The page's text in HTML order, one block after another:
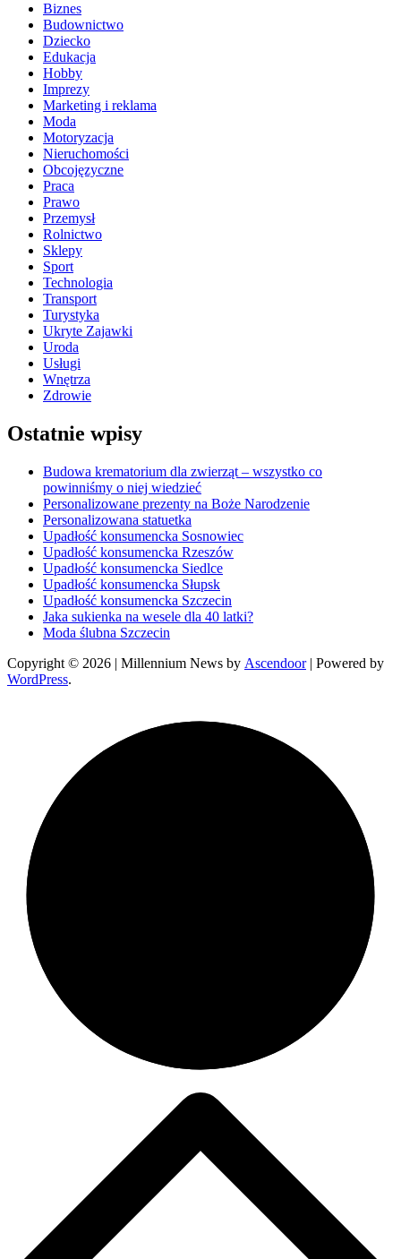
Biznes
Budownictwo
Dziecko
Edukacja
Hobby
Imprezy
Marketing i reklama
Moda
Motoryzacja
Nieruchomości
Obcojęzyczne
Praca
Prawo
Przemysł
Rolnictwo
Sklepy
Sport
Technologia
Transport
Turystyka
Ukryte Zajawki
Uroda
Usługi
Wnętrza
Zdrowie
Ostatnie wpisy
Budowa krematorium dla zwierząt – wszystko co
powinniśmy o niej wiedzieć
Personalizowane prezenty na Boże Narodzenie
Personalizowana statuetka
Upadłość konsumencka Sosnowiec
Upadłość konsumencka Rzeszów
Upadłość konsumencka Siedlce
Upadłość konsumencka Słupsk
Upadłość konsumencka Szczecin
Jaka sukienka na wesele dla 40 latki?
Moda ślubna Szczecin
Copyright © 2026 | Millennium News by Ascendoor| Powered by
WordPress.